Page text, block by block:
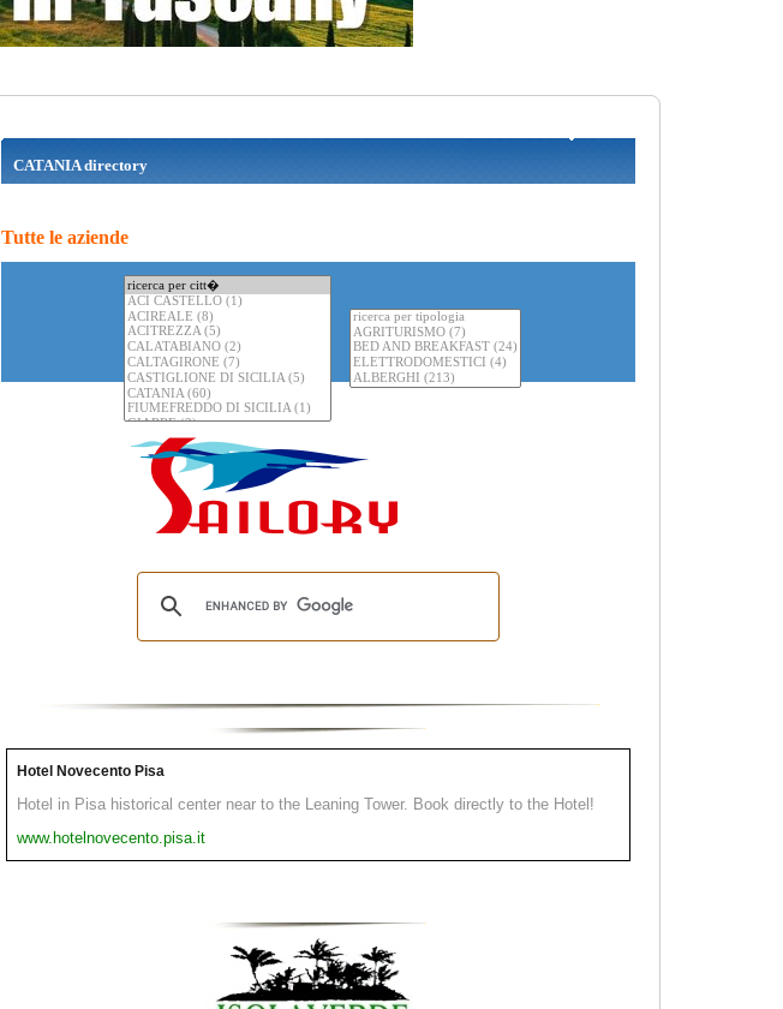
CATANIA directory
Tutte le aziende
Hotel Novecento Pisa
Hotel in Pisa historical center near to the Leaning Tower. Book directly to the Hotel!
www.hotelnovecento.pisa.it